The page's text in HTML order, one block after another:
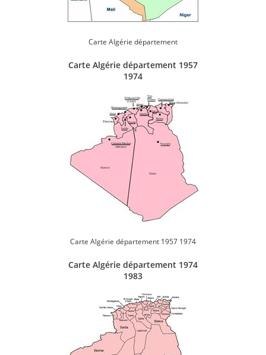
Carte Algérie département
Carte Algérie département 1957
1974
Carte Algérie département 1957 1974
Carte Algérie département 1974
1983